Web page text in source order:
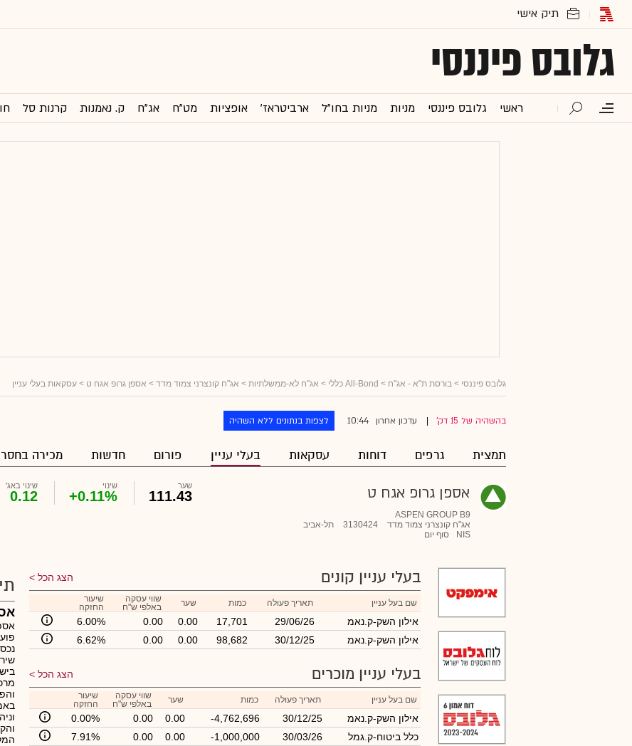
גלובס פיננסי
ראשי גלובס פיננסי מניות מניות בחו"ל ארביטראז' אופציות מט"ח אג"ח ק. נאמנות קרנות סל
גלובס פיננסי > בורסת ת"א - אג"ח > All-Bond כללי > אג"ח לא-ממשלתיות > אג"ח קונצרני צמוד מדד > אספן גרופ אגח ט > עסקאות בעלי עניין
בהשהיה של 15 דק' עדכון אחרון 10:44 לצפות בנתונים ללא השהיה
תמצית גרפים דוחות עסקאות בעלי עניין פורום חדשות מכירה בחסר
אספן גרופ אגח ט
ASPEN GROUP B9
אג"ח קונצרני צמוד מדד
3130424
תל-אביב
NIS
סוף יום
שער
111.43
שינוי
+0.11%
שינוי באג'
0.12
בעלי עניין קונים הצג הכל
שם בעל עניין תאריך פעולה כמות שער
שווי עסקה
באלפי ש"ח
שיעור
החזקה
אילון השק-ק.נאמ 29/06/26
17,701
0.00
0.00
6.00%
אילון השק-ק.נאמ
30/12/25
98,682
0.00
0.00
6.62%
בעלי עניין מוכרים הצג הכל
שם בעל עניין תאריך פעולה כמות שער
שווי עסקה
באלפי ש"ח
שיעור
החזקה
אילון השק-ק.נאמ 30/12/25
-4,762,696
0.00
0.00
0.00%
כלל ביטוח-ק.גמל
30/03/26
-1,000,000
0.00
0.00
7.91%